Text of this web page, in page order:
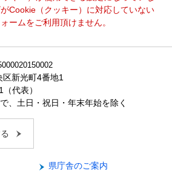
Cookie（クッキー）に対応していない
ームをご利用頂けません。
新光町4番地1
代表）
、土日・祝日・年末年始を除く
県庁舎のご案内